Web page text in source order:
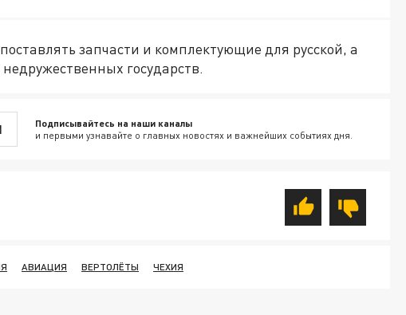
запчасти и комплектующие для русской, а
государств.
Подписывайтесь на наши каналы
и первыми узнавайте о главных новостях и важнейших событиях дня.
АВИАЦИЯ ВЕРТОЛЁТЫ ЧЕХИЯ